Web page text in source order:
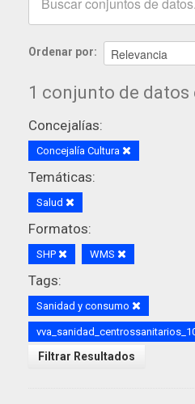
Ordenar por
1 conjunto de
Concejalías:
Concejalía Cultura
Temáticas:
Salud
Formatos:
SHP WMS
Tags:
Sanidad y consumo
Filtrar Resultados